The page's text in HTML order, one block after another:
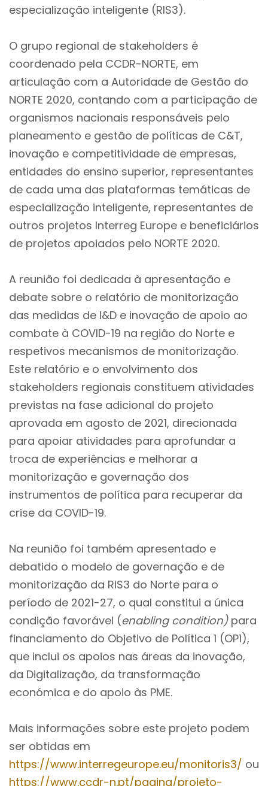
especialização inteligente (RIS3).
O grupo regional de stakeholders é
coordenado pela CCDR-NORTE, em
articulação com a Autoridade de Gestão do
NORTE 2020, contando com a participação de
organismos nacionais responsáveis pelo
planeamento e gestão de políticas de C&T,
inovação e competitividade de empresas,
entidades do ensino superior, representantes
de cada uma das plataformas temáticas de
especialização inteligente, representantes de
outros projetos Interreg Europe e beneficiários
de projetos apoiados pelo NORTE 2020.
A reunião foi dedicada à apresentação e
debate sobre o relatório de monitorização
das medidas de I&D e inovação de apoio ao
combate à COVID-19 na região do Norte e
respetivos mecanismos de monitorização.
Este relatório e o envolvimento dos
stakeholders regionais constituem atividades
previstas na fase adicional do projeto
aprovada em agosto de 2021, direcionada
para apoiar atividades para aprofundar a
troca de experiências e melhorar a
monitorização e governação dos
instrumentos de política para recuperar da
crise da COVID-19.
Na reunião foi também apresentado e
debatido o modelo de governação e de
monitorização da RIS3 do Norte para o
período de 2021-27, o qual constitui a única
condição favorável (enabling condition) para
financiamento do Objetivo de Política 1 (OP1),
que inclui os apoios nas áreas da inovação,
da Digitalização, da transformação
económica e do apoio às PME.
Mais informações sobre este projeto podem
ser obtidas em
https://www.interregeurope.eu/monitoris3/ ou
https://www.ccdr-n.pt/pagina/projeto-